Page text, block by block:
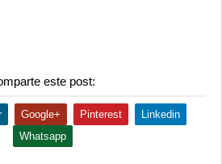
este post:
Google+ Pinterest
Linkedin
Whatsapp